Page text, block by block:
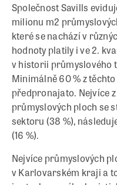
Společnost Savills
milionu m2
které se nachází v
hodnoty platily i ve 2.
v historii průmyslového
Minimálně 60 % z
předpronajato. Nejvíce
průmyslových ploch se
sektoru (38 %),
(16 %).
Nejvíce průmyslových
v Karlovarském kraji a